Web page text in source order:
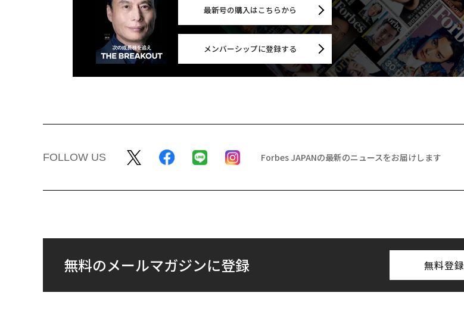
最新号の購入はこちらから
メンバーシップに登録する
FOLLOW US Forbes JAPANの最新のニュースをお届けします
無料のメールマガジンに登録 無料登録